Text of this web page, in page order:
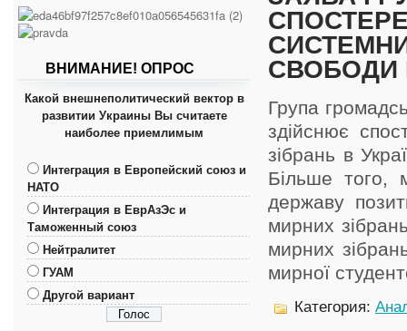
ВНИМАНИЕ! ОПРОС
Какой внешнеполитический вектор в
развитии Украины Вы считаете
наиболее приемлимым
Интеграция в Европейский союз и
НАТО
Интеграция в ЕврАзЭс и
Таможенный союз
Нейтралитет
ГУАМ
Другой вариант
СВОБОДИ
Група
здійснює
зібрань в
Більше того,
державу
мирних
мирних
мирної
Категория: